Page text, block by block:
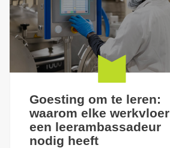
Goesting om te leren:
waarom elke werkvloer
een leerambassadeur
nodig heeft